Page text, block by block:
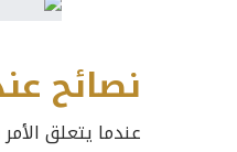
نصائح
عندما يتعلق